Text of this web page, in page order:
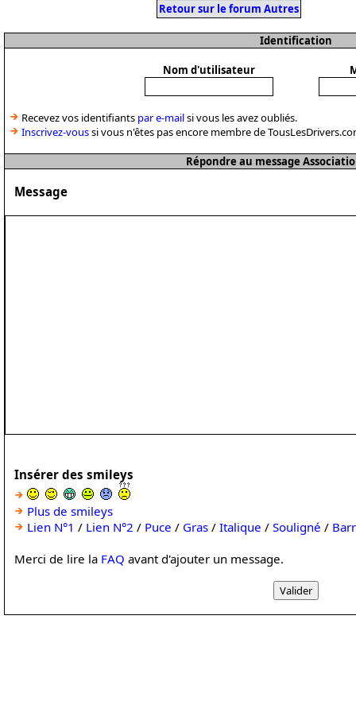
Retour sur le forum Autres
Identification
Nom d'utilisateur
Recevez vos identifiants par e-mailsi vous les avez oubliés.
Inscrivez-voussi vous n'êtes pas encore membre de
Répondre au message
Message
Insérer des smileys
Plus de smileys
Lien N°1 / Lien N°2 / Puce / Gras / Italique / Souligné /
Merci de lire la FAQ avant d'ajouter un message.